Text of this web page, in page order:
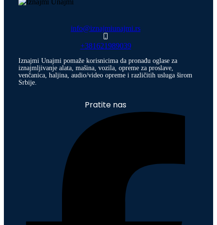
info@iznajmiunajmi.rs
+381621989039
Iznajmi Unajmi pomaže korisnicima da pronađu oglase za
iznajmljivanje alata, mašina, vozila, opreme za proslave,
venčanica, haljina, audio/video opreme i različitih usluga širom
Srbije.
Pratite nas